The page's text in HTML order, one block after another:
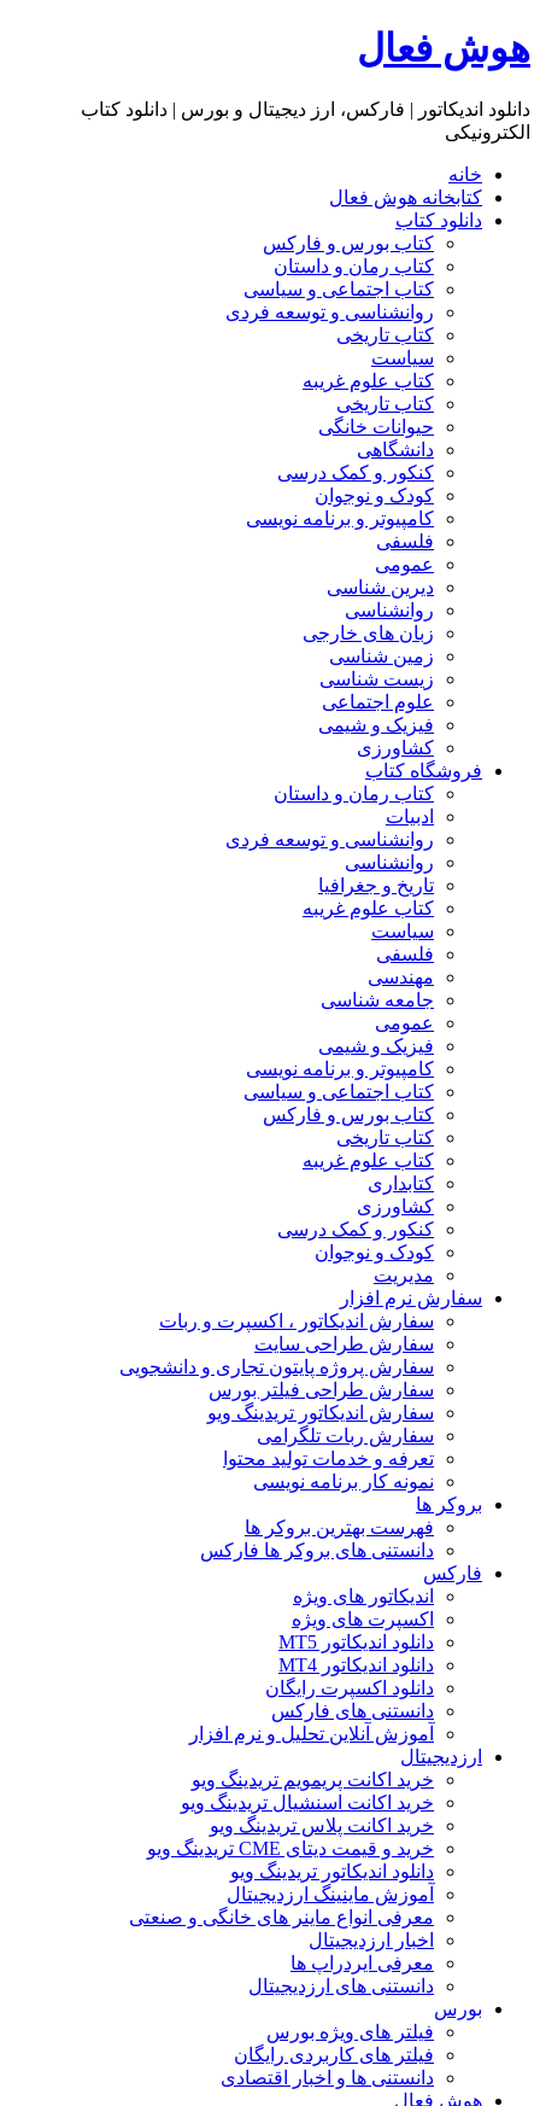
هوش فعال
دانلود اندیکاتور | فارکس، ارز دیجیتال و بورس | دانلود کتاب
الکترونیکی
خانه
کتابخانه هوش فعال
دانلود کتاب
کتاب بورس و فارکس
کتاب رمان و داستان
کتاب اجتماعی و سیاسی
روانشناسی و توسعه فردی
کتاب تاریخی
سیاست
کتاب علوم غریبه
کتاب تاریخی
حیوانات خانگی
دانشگاهی
کنکور و کمک‌ درسی
کودک و نوجوان
کامپیوتر و برنامه نویسی
فلسفی
عمومی
دیرین شناسی
روانشناسی
زبان های خارجی
زمین شناسی
زیست شناسی
علوم اجتماعی
فیزیک و شیمی
کشاورزی
فروشگاه کتاب
کتاب رمان و داستان
ادبیات
روانشناسی و توسعه فردی
روانشناسی
تاریخ و جغرافیا
کتاب علوم غریبه
سیاست
فلسفی
مهندسی
جامعه شناسی
عمومی
فیزیک و شیمی
کامپیوتر و برنامه نویسی
کتاب اجتماعی و سیاسی
کتاب بورس و فارکس
کتاب تاریخی
کتاب علوم غریبه
کتابداری
کشاورزی
کنکور و کمک‌ درسی
کودک و نوجوان
مدیریت
سفارش نرم افزار
سفارش اندیکاتور ، اکسپرت و ربات
سفارش طراحی سایت
سفارش پروژه پایتون تجاری و دانشجویی
سفارش طراحی فیلتر بورس
سفارش اندیکاتور تریدینگ ویو
سفارش ربات تلگرامی
تعرفه و خدمات تولید محتوا
نمونه کار برنامه نویسی
بروکر ها
فهرست بهترین بروکر ها
دانستنی های بروکر ها فارکس
فارکس
اندیکاتور های ویژه
اکسپرت های ویژه
دانلود اندیکاتور MT5
دانلود اندیکاتور MT4
دانلود اکسپرت رایگان
دانستنی های فارکس
آموزش آنلاین تحلیل و نرم افزار
ارزدیجیتال
خرید اکانت پریمویم تریدینگ ویو
خرید اکانت اسنشیال تریدینگ ویو
خرید اکانت پلاس تریدینگ ویو
خرید و قیمت دیتای CME تریدینگ ویو
دانلود اندیکاتور تریدینگ ویو
آموزش ماینینگ ارزدیجیتال
معرفی انواع ماینر های خانگی و صنعتی
اخبار ارزدیجیتال
معرفی ایردراپ ها
دانستنی های ارزدیجیتال
بورس
فیلتر های ویژه بورس
فیلتر های کاربردی رایگان
دانستنی ها و اخبار اقتصادی
هوش فعال